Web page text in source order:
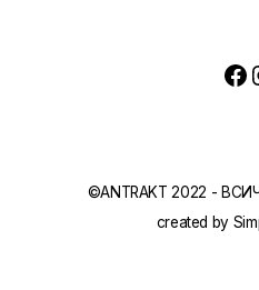
©ANTRAKT 2022 -
created by